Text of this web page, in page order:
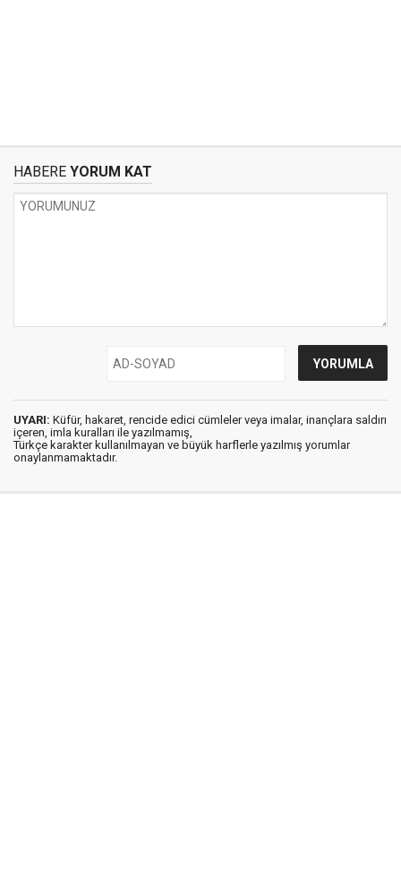
HABERE YORUM KAT
UYARI: Küfür, hakaret, rencide edici cümleler veya imalar, inançlara saldırı
içeren, imla kuralları ile yazılmamış,
Türkçe karakter kullanılmayan ve büyük harflerle yazılmış yorumlar
onaylanmamaktadır.